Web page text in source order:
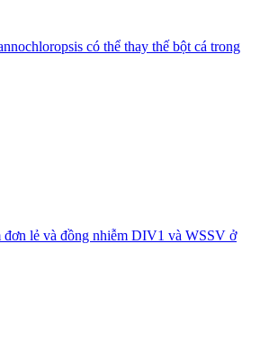
có thể thay thế bột cá trong
đơn lẻ và đồng nhiễm DIV1 và WSSV ở